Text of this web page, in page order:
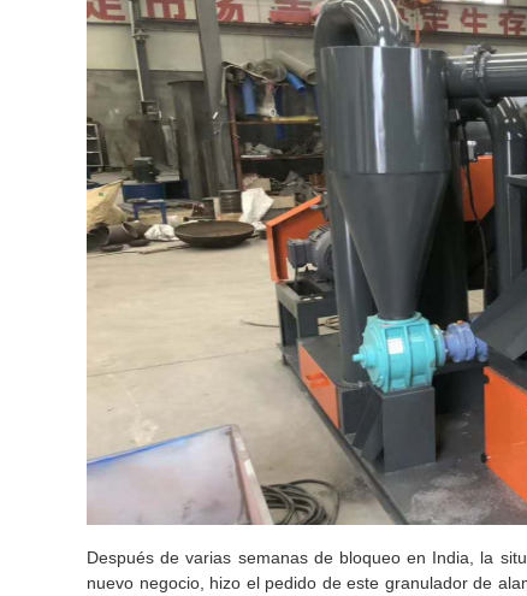
Después de varias semanas de bloqueo en India, la
nuevo negocio, hizo el pedido de este granulador de